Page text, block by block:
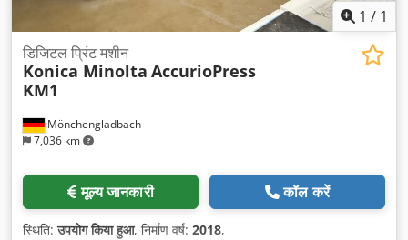
1 / 1
Mönchengladbach
7,036 km
डिजिटल प्रिंट मशीन
Konica Minolta AccurioPress
KM1
मूल्य जानकारी कॉल करें
स्थिति:उपयोग किया हुआ, निर्माण वर्ष: 2018,